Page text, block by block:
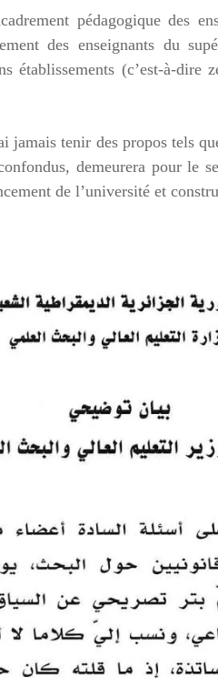
pédagogique des
des enseignants du
établissements (c’est-à-dire
jamais tenir des propos tels
demeurera pour le
de l’université et